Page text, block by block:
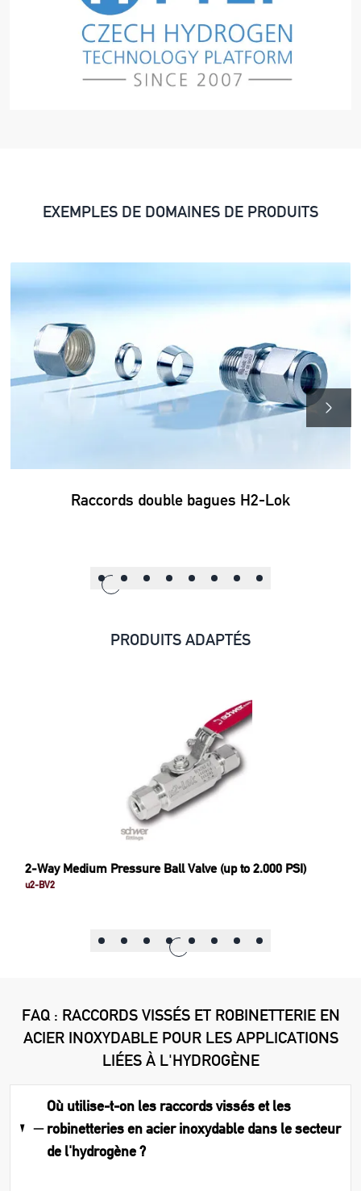
EXEMPLES DE DOMAINES DE PRODUITS
Raccords double bagues H2-Lok
PRODUITS ADAPTÉS
2-Way Medium Pressure Ball Valve (up to 2.000 PSI)
u2-BV2
FAQ : RACCORDS VISSÉS ET ROBINETTERIE EN
ACIER INOXYDABLE POUR LES APPLICATIONS
LIÉES À L'HYDROGÈNE
Où utilise-t-on les raccords vissés et les
robinetteries en acier inoxydable dans le secteur
de l'hydrogène ?